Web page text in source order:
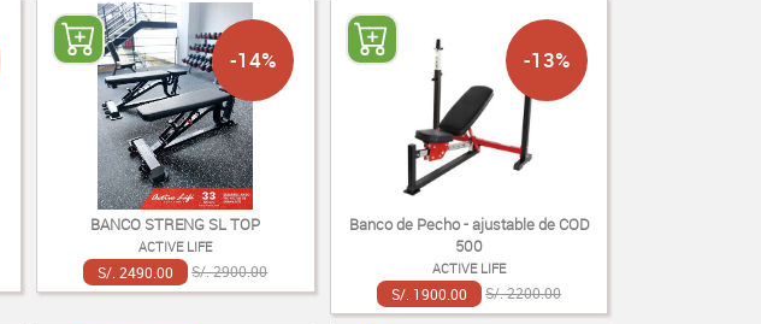
BANCO STRENG SL TOP
ACTIVE LIFE
S/. 2490.00 S/. 2900.00
-14%
Banco de Pecho - ajustable de COD
500
ACTIVE LIFE
S/. 1900.00 S/. 2200.00
-13%